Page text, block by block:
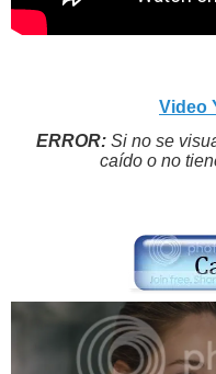
Video
ERROR:Si no se
caído o no